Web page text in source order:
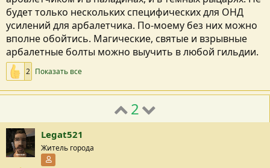
будет только нескольких специфических для ОНД
усилений для арбалетчика. По-моему без них можно
вполне обойтись. Магические, святые и взрывные
арбалетные болты можно выучить в любой гильдии.
2 Показать все
2
Legat521
Житель города